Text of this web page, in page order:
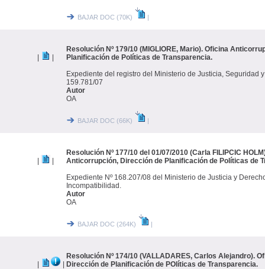
BAJAR DOC (70K) |
Resolución Nº 179/10 (MIGLIORE, Mario). Oficina
Planificación de Políticas de Transparencia.
Expediente del registro del Ministerio de Justicia, Seguridad
159.781/07
Autor
OA
BAJAR DOC (66K) |
Resolución Nº 177/10 del 01/07/2010 (Carla FILIPCIC
Anticorrupción, Dirección de Planificación de Políticas de
Expediente Nº 168.207/08 del Ministerio de Justicia y
Incompatibilidad.
Autor
OA
BAJAR DOC (264K) |
Resolución Nº 174/10 (VALLADARES, Carlos Alejandro).
Dirección de Planificación de POlíticas de Transparencia.